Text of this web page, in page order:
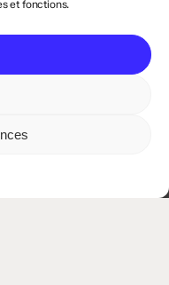
et fonctions.